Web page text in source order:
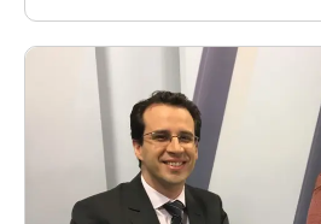
Sergio Belczak pelo convite!